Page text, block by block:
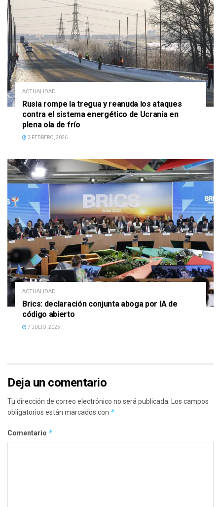
ACTUALIDAD
Rusia rompe la tregua y reanuda los ataques
contra el sistema energético de Ucrania en
plena ola de frío
3 FEBRERO, 2026
ACTUALIDAD
Brics: declaración conjunta aboga por IA de
código abierto
7 JULIO, 2025
Deja un comentario
Tu dirección de correo electrónico no será publicada. Los campos
obligatorios están marcados con *
Comentario *